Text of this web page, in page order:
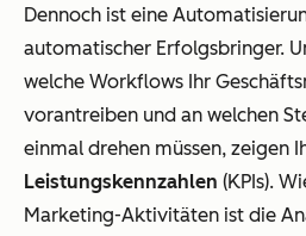
Dennoch ist eine
automatischer Erfolgsbringer.
welche Workflows Ihr
vorantreiben und an welchen
einmal drehen müssen, zeigen
Leistungskennzahlen (KPIs).
Marketing-Aktivitäten ist die